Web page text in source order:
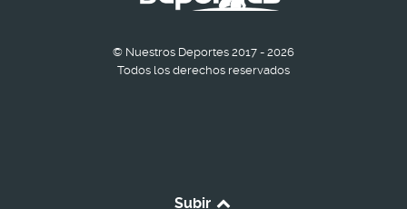
© Nuestros Deportes 2017 - 2026
Todos los derechos reservados
Subir